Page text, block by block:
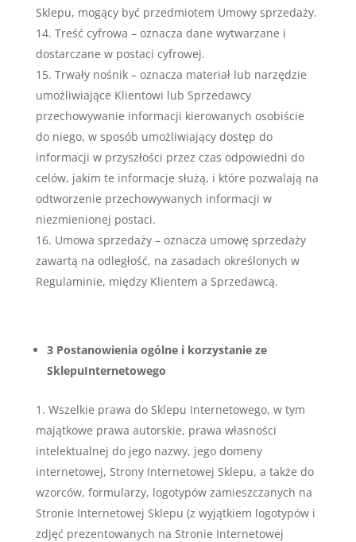
Sklepu, mogący być przedmiotem Umowy sprzedaży.
Treść cyfrowa – oznacza dane wytwarzane i
dostarczane w postaci cyfrowej.
Trwały nośnik – oznacza materiał lub narzędzie
umożliwiające Klientowi lub Sprzedawcy
przechowywanie informacji kierowanych osobiście
do niego, w sposób umożliwiający dostęp do
informacji w przyszłości przez czas odpowiedni do
celów, jakim te informacje służą, i które pozwalają na
odtworzenie przechowywanych informacji w
niezmienionej postaci.
Umowa sprzedaży – oznacza umowę sprzedaży
zawartą na odległość, na zasadach określonych w
Regulaminie, między Klientem a Sprzedawcą.
3 Postanowienia ogólne i korzystanie ze
SklepuInternetowego
Wszelkie prawa do Sklepu Internetowego, w tym
majątkowe prawa autorskie, prawa własności
intelektualnej do jego nazwy, jego domeny
internetowej, Strony Internetowej Sklepu, a także do
wzorców, formularzy, logotypów zamieszczanych na
Stronie Internetowej Sklepu (z wyjątkiem logotypów i
zdjęć prezentowanych na Stronie Internetowej